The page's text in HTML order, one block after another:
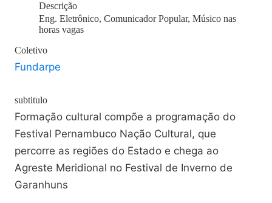
Descrição
Eng. Eletrônico, Comunicador Popular, Músico nas
horas vagas
Coletivo
Fundarpe
subtitulo
Formação cultural compõe a programação do
Festival Pernambuco Nação Cultural, que
percorre as regiões do Estado e chega ao
Agreste Meridional no Festival de Inverno de
Garanhuns